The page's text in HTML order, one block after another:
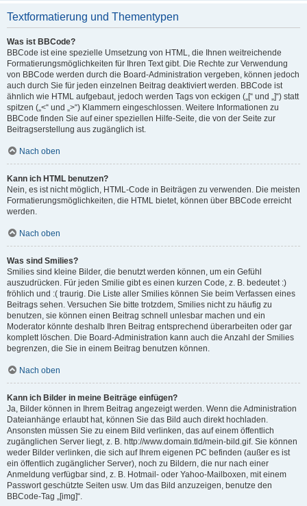
Textformatierung und Thementypen
Was ist BBCode?
BBCode ist eine spezielle Umsetzung von HTML, die Ihnen weitreichende
Formatierungsmöglichkeiten für Ihren Text gibt. Die Rechte zur Verwendung
von BBCode werden durch die Board-Administration vergeben, können jedoch
auch durch Sie für jeden einzelnen Beitrag deaktiviert werden. BBCode ist
ähnlich wie HTML aufgebaut, jedoch werden Tags von eckigen („[“ und „]“) statt
spitzen („<“ und „>“) Klammern eingeschlossen. Weitere Informationen zu
BBCode finden Sie auf einer speziellen Hilfe-Seite, die von der Seite zur
Beitragserstellung aus zugänglich ist.
Nach oben
Kann ich HTML benutzen?
Nein, es ist nicht möglich, HTML-Code in Beiträgen zu verwenden. Die meisten
Formatierungsmöglichkeiten, die HTML bietet, können über BBCode erreicht
werden.
Nach oben
Was sind Smilies?
Smilies sind kleine Bilder, die benutzt werden können, um ein Gefühl
auszudrücken. Für jeden Smilie gibt es einen kurzen Code, z. B. bedeutet :)
fröhlich und :( traurig. Die Liste aller Smilies können Sie beim Verfassen eines
Beitrags sehen. Versuchen Sie bitte trotzdem, Smilies nicht zu häufig zu
benutzen, sie können einen Beitrag schnell unlesbar machen und ein
Moderator könnte deshalb Ihren Beitrag entsprechend überarbeiten oder gar
komplett löschen. Die Board-Administration kann auch die Anzahl der Smilies
begrenzen, die Sie in einem Beitrag benutzen können.
Nach oben
Kann ich Bilder in meine Beiträge einfügen?
Ja, Bilder können in Ihrem Beitrag angezeigt werden. Wenn die Administration
Dateianhänge erlaubt hat, können Sie das Bild auch direkt hochladen.
Ansonsten müssen Sie zu einem Bild verlinken, das auf einem öffentlich
zugänglichen Server liegt, z. B. http://www.domain.tld/mein-bild.gif. Sie können
weder Bilder verlinken, die sich auf Ihrem eigenen PC befinden (außer es ist
ein öffentlich zugänglicher Server), noch zu Bildern, die nur nach einer
Anmeldung verfügbar sind, z. B. Hotmail- oder Yahoo-Mailboxen, mit einem
Passwort geschützte Seiten usw. Um das Bild anzuzeigen, benutze den
BBCode-Tag „[img]“.